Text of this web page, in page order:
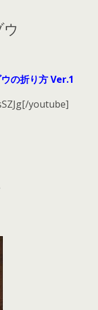
の折り方 Ver.1
youtube]